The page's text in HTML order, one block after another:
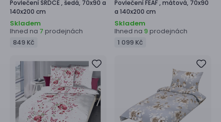
PovlečeníSRDCE , šedá, 70x90 a
140x200 cm
Skladem
Ihned na 7 prodejnách
849 Kč
PovlečeníFEAF , mátová, 70x90
a 140x200 cm
Skladem
Ihned na 9 prodejnách
1 099 Kč